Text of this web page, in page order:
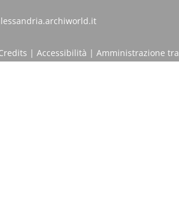
| Accessibilità | Amministrazione